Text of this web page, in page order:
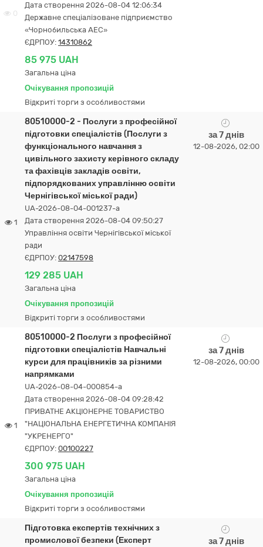
0
Дата створення 2026-08-04 12:06:34
Державне спеціалізоване підприємство
«Чорнобильська АЕС»
ЄДРПОУ: 14310862
85 975 UAH
Загальна ціна
Очікування пропозицій
Відкриті торги з особливостями
1
80510000-2 - Послуги з професійної
підготовки спеціалістів (Послуги з
функціонального навчання з
цивільного захисту керівного складу
та фахівців закладів освіти,
підпорядкованих управлінню освіти
Чернігівської міської ради)
UA-2026-08-04-001237-a
Дата створення 2026-08-04 09:50:27
Управління освіти Чернігівської міської
ради
ЄДРПОУ: 02147598
129 285 UAH
Загальна ціна
Очікування пропозицій
Відкриті торги з особливостями
за 7 днів
12-08-2026, 02:00
1
80510000-2 Послуги з професійної
підготовки спеціалістів Навчальні
курси для працівників за різними
напрямками
UA-2026-08-04-000854-a
Дата створення 2026-08-04 09:28:42
ПРИВАТНЕ АКЦІОНЕРНЕ ТОВАРИСТВО
"НАЦІОНАЛЬНА ЕНЕРГЕТИЧНА КОМПАНІЯ
"УКРЕНЕРГО"
ЄДРПОУ: 00100227
300 975 UAH
Загальна ціна
Очікування пропозицій
Відкриті торги з особливостями
за 7 днів
12-08-2026, 00:00
Підготовка експертів технічних з
промислової безпеки (Експерт
за 7 днів